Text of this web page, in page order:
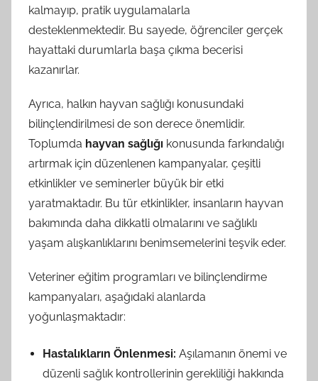
kalmayıp, pratik uygulamalarla
desteklenmektedir. Bu sayede, öğrenciler gerçek
hayattaki durumlarla başa çıkma becerisi
kazanırlar.
Ayrıca, halkın hayvan sağlığı konusundaki
bilinçlendirilmesi de son derece önemlidir.
Toplumda hayvan sağlığı konusunda farkındalığı
artırmak için düzenlenen kampanyalar, çeşitli
etkinlikler ve seminerler büyük bir etki
yaratmaktadır. Bu tür etkinlikler, insanların hayvan
bakımında daha dikkatli olmalarını ve sağlıklı
yaşam alışkanlıklarını benimsemelerini teşvik eder.
Veteriner eğitim programları ve bilinçlendirme
kampanyaları, aşağıdaki alanlarda
yoğunlaşmaktadır:
Hastalıkların Önlenmesi: Aşılamanın önemi ve
düzenli sağlık kontrollerinin gerekliliği hakkında